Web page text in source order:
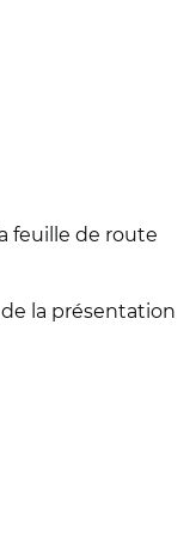
feuille de route
la présentation